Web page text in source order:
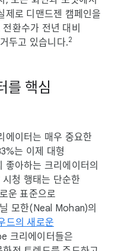
제로 디맨드젠 캠페인을
환수가 전년 대비
두고 있습니다.2
를 핵심
에이터는 매우 중요한
는 이제 대형
좋아하는 크리에이터의
시청 행태는 단순한
운 표준으로
모한(Neal Mohan)의
드의 새로운
크리에이터들은